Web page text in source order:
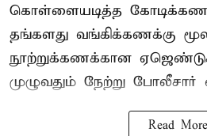
கொள்ளையடித்த
தங்களது வங்கிக்கணக்கு
நூற்றுக்கணக்கான
முழுவதும் நேற்று
Read More